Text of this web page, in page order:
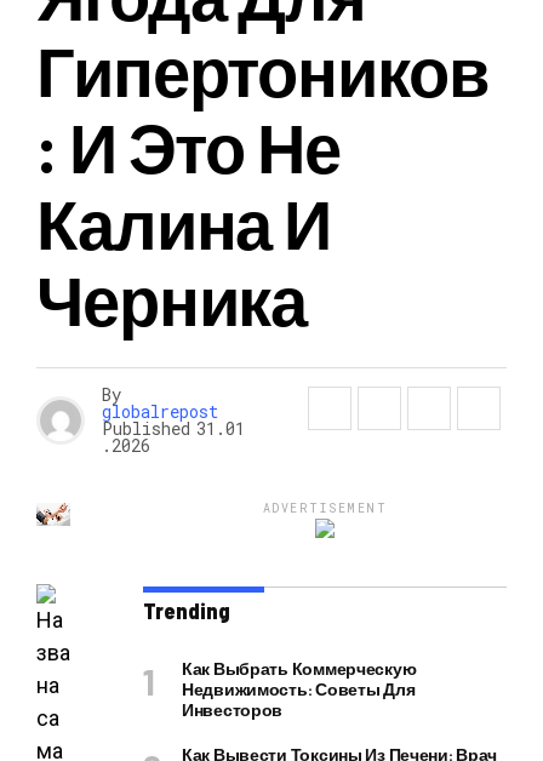
Гипертоников
: И Это Не
Калина И
Черника
By
globalrepost
Published 31.01
.2026
ADVERTISEMENT
Trending
Как Выбрать Коммерческую
Недвижимость: Советы Для
Инвесторов
Как Вывести Токсины Из Печени: Врач